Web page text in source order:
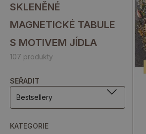
SKLENĚNÉ
MAGNETICKÉ TABULE
S MOTIVEM JÍDLA
107 produkty
SEŘADIT
Bestsellery
KATEGORIE